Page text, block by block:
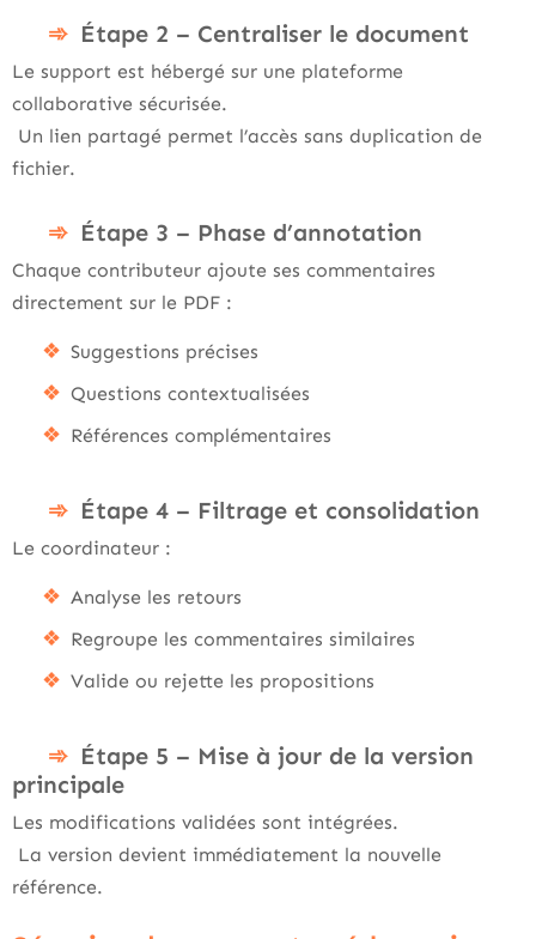
Étape 2 – Centraliser le document
Le support est hébergé sur une plateforme
collaborative sécurisée.
Un lien partagé permet l’accès sans duplication de
fichier.
Étape 3 – Phase d’annotation
Chaque contributeur ajoute ses commentaires
directement sur le PDF :
Suggestions précises
Questions contextualisées
Références complémentaires
Étape 4 – Filtrage et consolidation
Le coordinateur :
Analyse les retours
Regroupe les commentaires similaires
Valide ou rejette les propositions
Étape 5 – Mise à jour de la version
principale
Les modifications validées sont intégrées.
La version devient immédiatement la nouvelle
référence.